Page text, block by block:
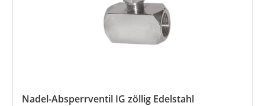
Nadel-Absperrventil IG zöllig Edelstahl